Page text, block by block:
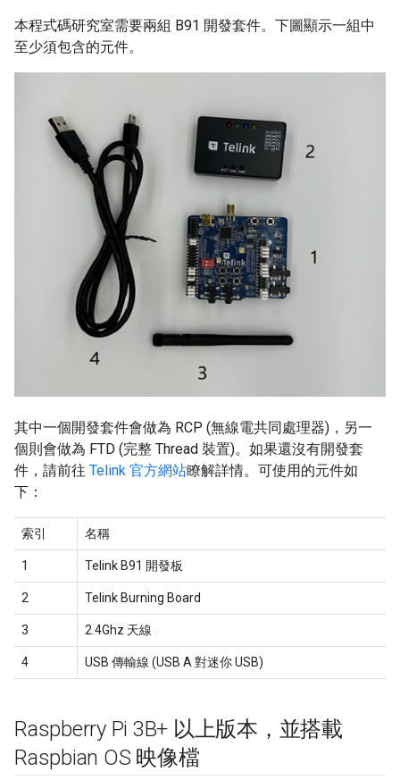
本程式碼研究室需要兩組 B91 開發套件。下圖顯示一組中
至少須包含的元件。
其中一個開發套件會做為 RCP (無線電共同處理器)，另一
個則會做為 FTD (完整 Thread 裝置)。如果還沒有開發套
件，請前往 Telink 官方網站瞭解詳情。可使用的元件如
下：
索引 名稱
1 Telink B91 開發板
2 Telink Burning Board
3 2.4Ghz 天線
4 USB 傳輸線 (USB A 對迷你 USB)
Raspberry Pi 3B+ 以上版本，並搭載
Raspbian OS 映像檔